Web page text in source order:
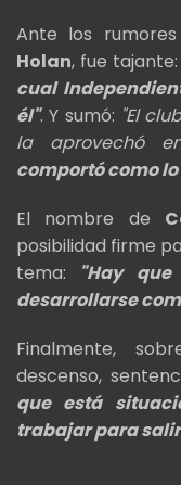
Ante los
Holan, fue tajante:
cual
él". Y sumó: "El
la aprovechó
comportó como
El nombre de
posibilidad firme
tema: "Hay
desarrollarse
Finalmente,
descenso,
que está
trabajar para